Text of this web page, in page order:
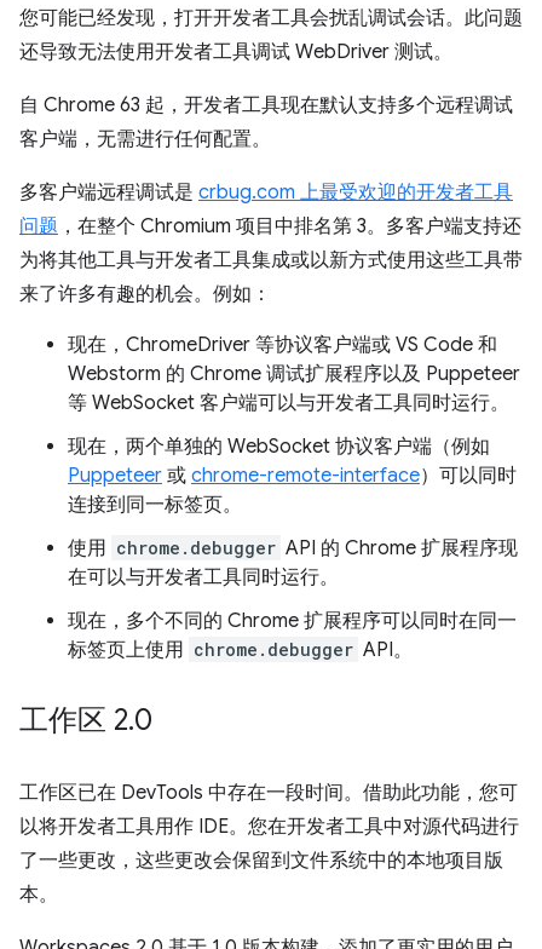
您可能已经发现，打开开发者工具会扰乱调试会话。此问题
还导致无法使用开发者工具调试 WebDriver 测试。
自 Chrome 63 起，开发者工具现在默认支持多个远程调试
客户端，无需进行任何配置。
多客户端远程调试是 crbug.com 上最受欢迎的开发者工具
问题 ，在整个 Chromium 项目中排名第 3。多客户端支持还
为将其他工具与开发者工具集成或以新方式使用这些工具带
来了许多有趣的机会。例如：
现在，ChromeDriver 等协议客户端或 VS Code 和
Webstorm 的 Chrome 调试扩展程序以及 Puppeteer
等 WebSocket 客户端可以与开发者工具同时运行。
现在，两个单独的 WebSocket 协议客户端（例如
Puppeteer 或 chrome-remote-interface）可以同时
连接到同一标签页。
使用 chrome.debugger API 的 Chrome 扩展程序现
在可以与开发者工具同时运行。
现在，多个不同的 Chrome 扩展程序可以同时在同一
标签页上使用 chrome.debugger API。
工作区 2.0
工作区已在 DevTools 中存在一段时间。借助此功能，您可
以将开发者工具用作 IDE。您在开发者工具中对源代码进行
了一些更改，这些更改会保留到文件系统中的本地项目版
本。